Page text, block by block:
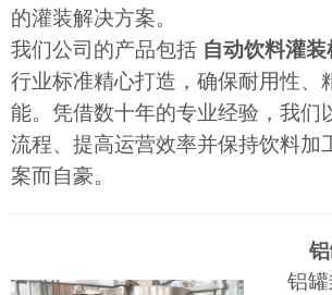
的灌装解决方案。
我们公司的产品包括 自动饮料灌装
行业标准精心打造，确保耐用性、
能。凭借数十年的专业经验，我们
流程、提高运营效率并保持饮料加
案而自豪。
铝